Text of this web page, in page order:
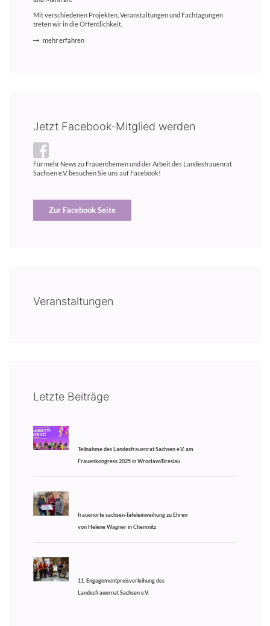
Mit verschiedenen Projekten, Veranstaltungen und Fachtagungen
treten wir in die Öffentlichkeit.
mehr erfahren
Jetzt Facebook-Mitglied werden
Für mehr News zu Frauenthemen und der Arbeit des Landesfrauenrat
Sachsen e.V. besuchen Sie uns auf Facebook!
Zur Facebook Seite
Veranstaltungen
Letzte Beiträge
Teilnahme des Landesfrauenrat Sachsen e.V. am
Frauenkongress 2025 in Wrocław/Breslau
frauenorte sachsen-Tafeleinweihung zu Ehren
von Helene Wagner in Chemnitz
11. Engagementpreisverleihung des
Landesfrauernat Sachsen e.V.